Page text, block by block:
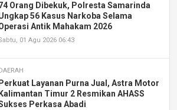
Orang Dibekuk, Polresta Samarinda
56 Kasus Narkoba Selama
Antik Mahakam 2026
01 Agu 2026 06:43
DAERAH
Perkuat Layanan Purna Jual, Astra Motor
Kalimantan Timur 2 Resmikan AHASS
Perkasa Abadi